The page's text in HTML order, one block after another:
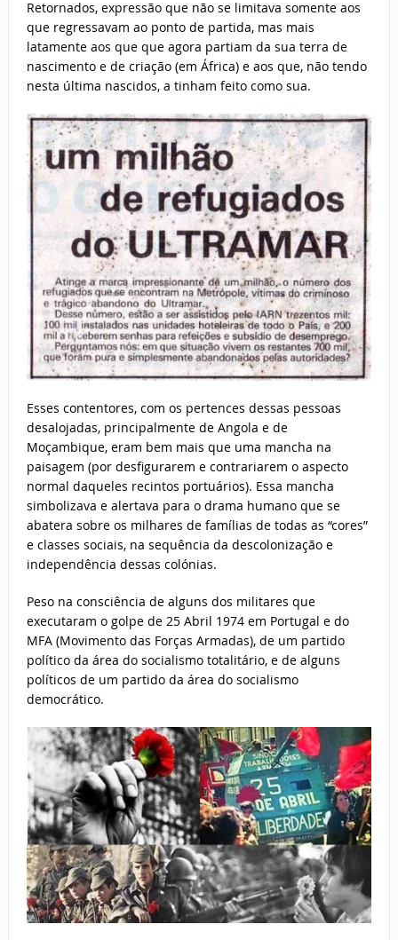
Retornados, expressão que não se limitava somente aos
que regressavam ao ponto de partida, mas mais
latamente aos que que agora partiam da sua terra de
nascimento e de criação (em África) e aos que, não tendo
nesta última nascidos, a tinham feito como sua.
Esses contentores, com os pertences dessas pessoas
desalojadas, principalmente de Angola e de
Moçambique, eram bem mais que uma mancha na
paisagem (por desfigurarem e contrariarem o aspecto
normal daqueles recintos portuários). Essa mancha
simbolizava e alertava para o drama humano que se
abatera sobre os milhares de famílias de todas as “cores”
e classes sociais, na sequência da descolonização e
independência dessas colónias.
Peso na consciência de alguns dos militares que
executaram o golpe de 25 Abril 1974 em Portugal e do
MFA (Movimento das Forças Armadas), de um partido
político da área do socialismo totalitário, e de alguns
políticos de um partido da área do socialismo
democrático.